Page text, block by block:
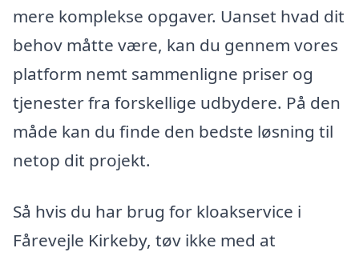
mere komplekse opgaver. Uanset hvad dit
behov måtte være, kan du gennem vores
platform nemt sammenligne priser og
tjenester fra forskellige udbydere. På den
måde kan du finde den bedste løsning til
netop dit projekt.
Så hvis du har brug for kloakservice i
Fårevejle Kirkeby, tøv ikke med at